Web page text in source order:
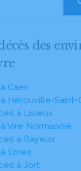
des
Caen
Hérouville-Saint-
à Lisieux
Vire Normandie
à Bayeux
Ernes
à Jort